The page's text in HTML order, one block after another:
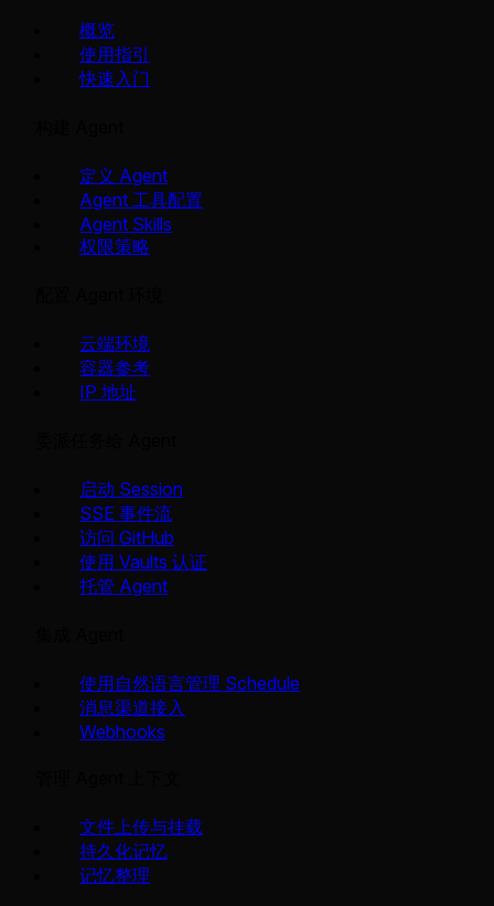
概览
使用指引
快速入门
定义 Agent
Agent 工具配置
Agent Skills
权限策略
云端环境
容器参考
IP 地址
启动 Session
SSE 事件流
访问 GitHub
使用 Vaults 认证
托管 Agent
使用自然语言管理 Schedule
消息渠道接入
Webhooks
文件上传与挂载
持久化记忆
记忆整理